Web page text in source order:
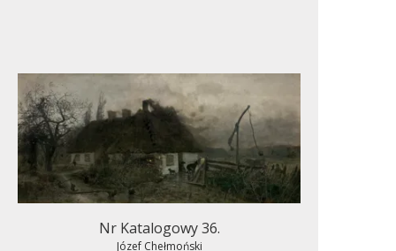
Nr Katalogowy 36.
Józef Chełmoński